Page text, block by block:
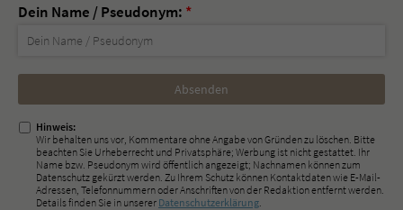
Dein Name / Pseudonym: *
Nicht
ausfüllen!
Hinweis:
Wir behalten uns vor, Kommentare ohne Angabe von Gründen zu löschen. Bitte
beachten Sie Urheberrecht und Privatsphäre; Werbung ist nicht gestattet. Ihr
Name bzw. Pseudonym wird öffentlich angezeigt; Nachnamen können zum
Datenschutz gekürzt werden. Zu Ihrem Schutz können Kontaktdaten wie E-Mail-
Adressen, Telefonnummern oder Anschriften von der Redaktion entfernt werden.
Details finden Sie in unserer Datenschutzerklärung